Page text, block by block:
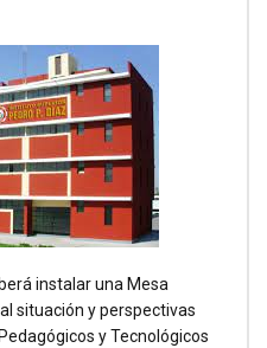
instalar una Mesa
situación y perspectivas
y Tecnológicos